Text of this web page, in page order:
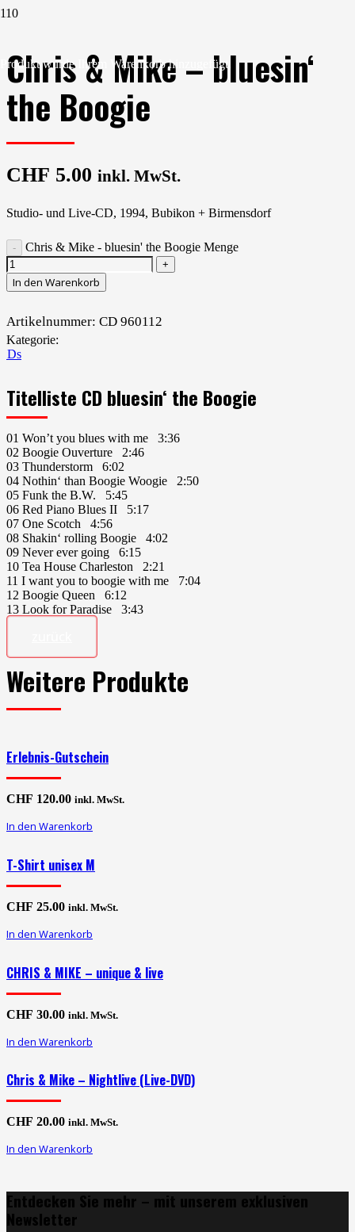
Produkt wurde Ihrem Warenkorb hinzugefügt.
Chris & Mike – bluesin‘
the Boogie
CHF 5.00 inkl. MwSt.
Studio- und Live-CD, 1994, Bubikon + Birmensdorf
Chris & Mike - bluesin' the Boogie Menge
In den Warenkorb
Artikelnummer: CD 960112
Kategorie:
Titelliste CD bluesin‘ the Boogie
01 Won’t you blues with me 3:36
02 Boogie Ouverture 2:46
03 Thunderstorm 6:02
04 Nothin‘ than Boogie Woogie 2:50
05 Funk the B.W. 5:45
06 Red Piano Blues II 5:17
07 One Scotch 4:56
08 Shakin‘ rolling Boogie 4:02
09 Never ever going 6:15
10 Tea House Charleston 2:21
11 I want you to boogie with me 7:04
12 Boogie Queen 6:12
13 Look for Paradise 3:43
Weitere Produkte
Erlebnis-Gutschein
CHF 120.00 inkl. MwSt.
In den Warenkorb
T-Shirt unisex M
CHF 25.00 inkl. MwSt.
In den Warenkorb
CHRIS & MIKE – unique & live
CHF 30.00 inkl. MwSt.
In den Warenkorb
Chris & Mike – Nightlive (Live-DVD)
CHF 20.00 inkl. MwSt.
In den Warenkorb
Entdecken Sie mehr – mit unserem exklusiven
Newsletter